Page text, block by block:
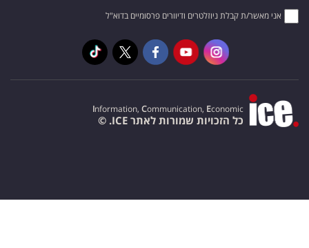
אני מאשר/ת קבלת ניוזלטרים ודיוורים פרסומיים בדוא"ל
Information, Communication, Economic
כל הזכויות שמורות לאתר ICE. ©